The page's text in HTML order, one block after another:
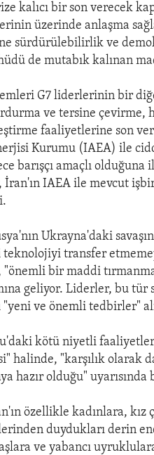
kalıcı bir son verecek
üzerinde anlaşma
sürdürülebilirlik ve
de mutabık kalınan
G7 liderlerinin bir
ve tersine çevirme,
faaliyetlerine son
Kurumu (IAEA) ile
barışçı amaçlı
İran'ın IAEA ile mevcut
Ukrayna'daki
transfer
bir maddi
geliyor. Liderler, bu tür
ve önemli tedbirler"
kötü niyetli
halinde, "karşılık olarak
hazır olduğu" uyarısında
özellikle kadınlara, kız
duydukları derin
ve yabancı